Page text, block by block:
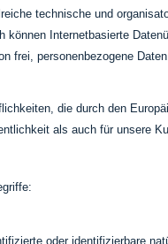
technische und
können Internetbasierte
frei, personenbezogene
die durch den
als auch für unsere
oder identifizierbare